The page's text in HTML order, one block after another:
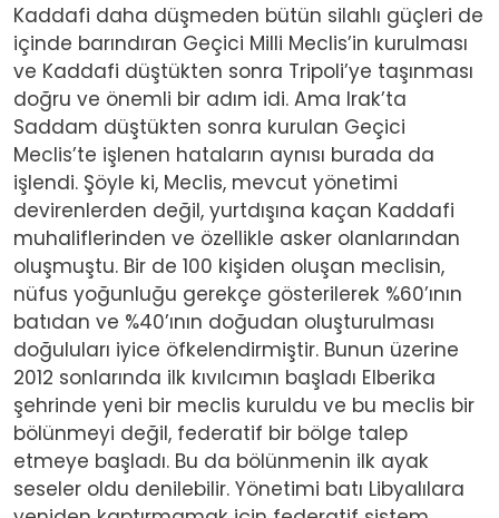
Kaddafi daha düşmeden bütün silahlı güçleri de
içinde barındıran Geçici Milli Meclis’in kurulması
ve Kaddafi düştükten sonra Tripoli’ye taşınması
doğru ve önemli bir adım idi. Ama Irak’ta
Saddam düştükten sonra kurulan Geçici
Meclis’te işlenen hataların aynısı burada da
işlendi. Şöyle ki, Meclis, mevcut yönetimi
devirenlerden değil, yurtdışına kaçan Kaddafi
muhaliflerinden ve özellikle asker olanlarından
oluşmuştu. Bir de 100 kişiden oluşan meclisin,
nüfus yoğunluğu gerekçe gösterilerek %60’ının
batıdan ve %40’ının doğudan oluşturulması
doğuluları iyice öfkelendirmiştir. Bunun üzerine
2012 sonlarında ilk kıvılcımın başladı Elberika
şehrinde yeni bir meclis kuruldu ve bu meclis bir
bölünmeyi değil, federatif bir bölge talep
etmeye başladı. Bu da bölünmenin ilk ayak
seseler oldu denilebilir. Yönetimi batı Libyalılara